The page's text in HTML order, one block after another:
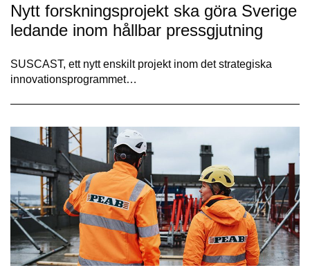
Nytt forskningsprojekt ska göra Sverige
ledande inom hållbar pressgjutning
SUSCAST, ett nytt enskilt projekt inom det strategiska
innovationsprogrammet…